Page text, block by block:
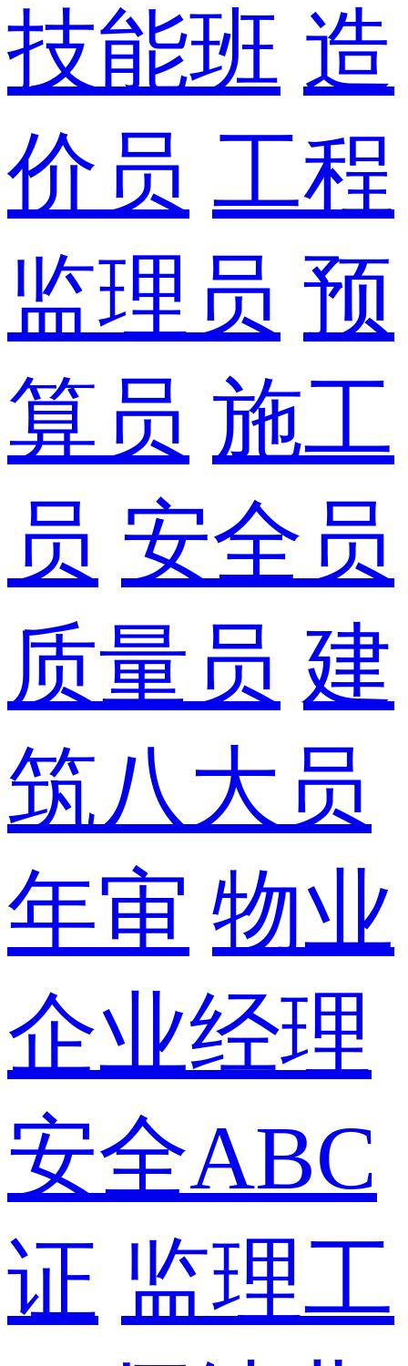
技能班 造
价员 工程
监理员 预
算员 施工
员 安全员
质量员 建
筑八大员
年审 物业
企业经理
安全ABC
证 监理工